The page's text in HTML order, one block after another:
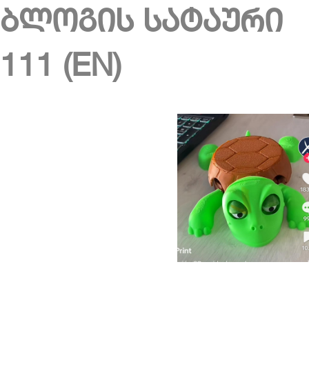
ბლოგის სატაური
111 (EN)